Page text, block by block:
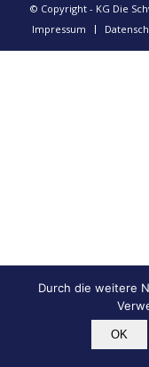
© Copyright - KG Die
Impressum
Durch die weitere
OK